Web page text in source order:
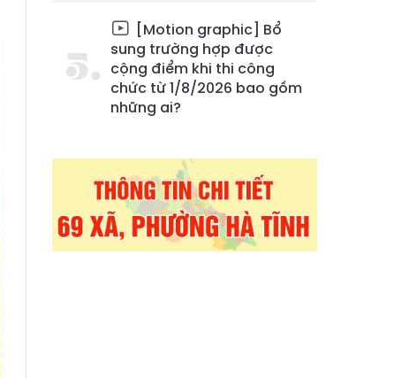
[Motion graphic] Bổ
sung trường hợp được
cộng điểm khi thi công
chức từ 1/8/2026 bao gồm
những ai?